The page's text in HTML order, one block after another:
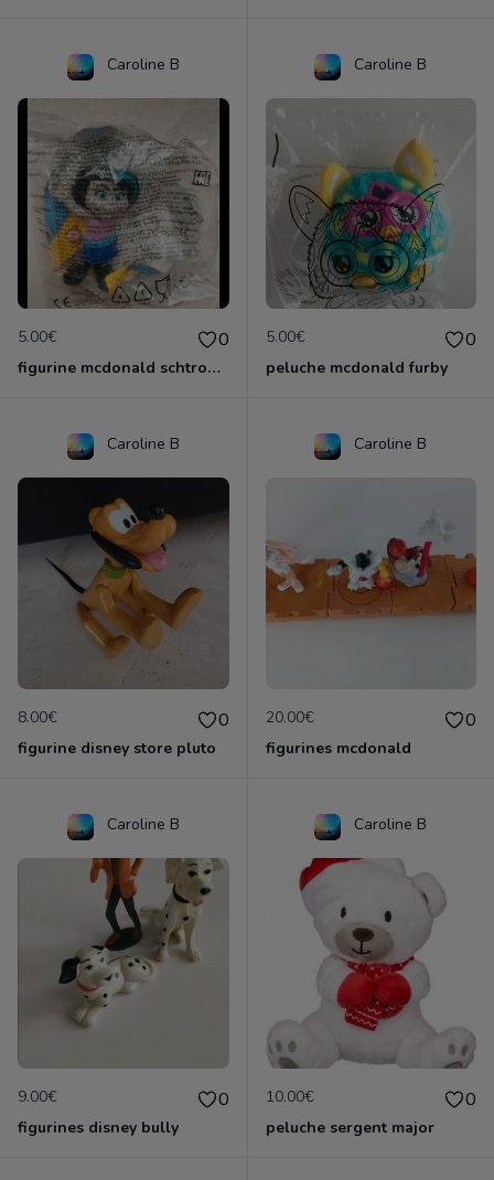
Caroline B
5.00€ 0
figurine mcdonald schtroumpf
Caroline B
5.00€ 0
peluche mcdonald furby
Caroline B
8.00€ 0
figurine disney store pluto
Caroline B
20.00€ 0
figurines mcdonald
Caroline B
9.00€ 0
figurines disney bully
Caroline B
10.00€ 0
peluche sergent major